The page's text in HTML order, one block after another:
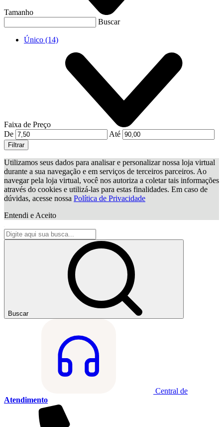
Tamanho
Buscar
Único (14)
Faixa de Preço
De
Até
Filtrar
Utilizamos seus dados para analisar e personalizar nossa loja virtual
durante a sua navegação e em serviços de terceiros parceiros. Ao
navegar pela loja virtual, você nos autoriza a coletar tais informações
através do cookies e utilizá-las para estas finalidades. Em caso de
dúvidas, acesse nossa Política de Privacidade
Entendi e Aceito
Buscar
Central de
Atendimento